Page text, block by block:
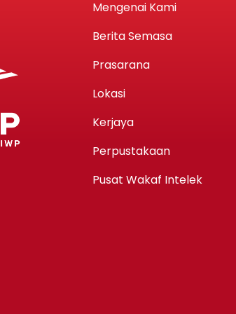
Mengenai Kami
Berita Semasa
Prasarana
Lokasi
Kerjaya
Perpustakaan
Pusat Wakaf Intelek